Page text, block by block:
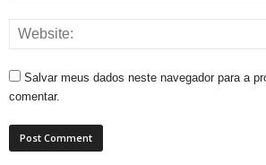
Salvar meus dados neste navegador para a
comentar.